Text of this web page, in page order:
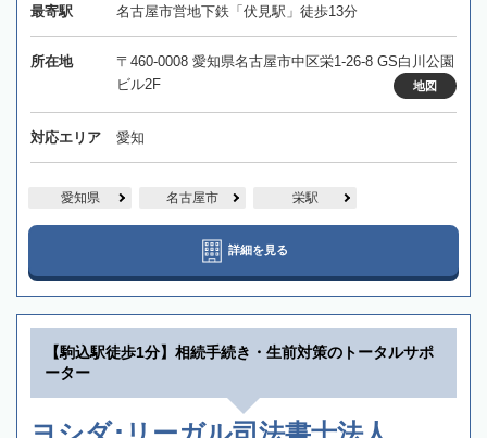
最寄駅 名古屋市営地下鉄「伏見駅」徒歩13分
所在地
〒460-0008 愛知県名古屋市中区栄1-26-8 GS白川公園
ビル2F
地図
対応エリア 愛知
愛知県 名古屋市 栄駅
詳細を見る
【駒込駅徒歩1分】相続手続き・生前対策のトータルサポ
ーター